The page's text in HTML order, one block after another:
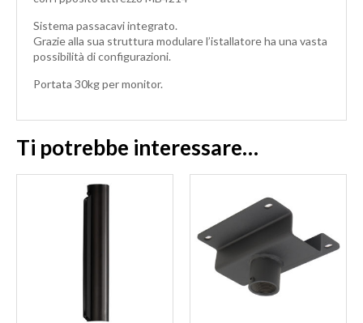
Sistema passacavi integrato.
Grazie alla sua struttura modulare l’istallatore ha una vasta
possibilità di configurazioni.
Portata 30kg per monitor.
Ti potrebbe interessare…